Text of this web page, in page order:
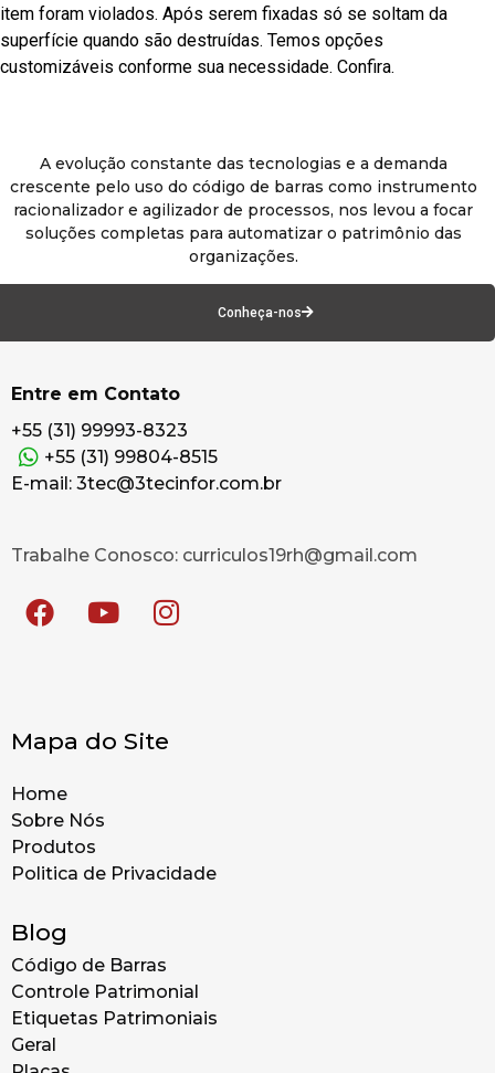
item foram violados. Após serem fixadas só se soltam da
superfície quando são destruídas. Temos opções
customizáveis conforme sua necessidade. Confira.
A evolução constante das tecnologias e a demanda
crescente pelo uso do código de barras como instrumento
racionalizador e agilizador de processos, nos levou a focar
soluções completas para automatizar o patrimônio das
organizações.
Conheça-nos
Entre em Contato
+55 (31) 99993-8323
+55 (31) 99804-8515
E-mail: 3tec@3tecinfor.com.br
Trabalhe Conosco: curriculos19rh@gmail.com
Mapa do Site
Home
Sobre Nós
Produtos
Politica de Privacidade
Blog
Código de Barras
Controle Patrimonial
Etiquetas Patrimoniais
Geral